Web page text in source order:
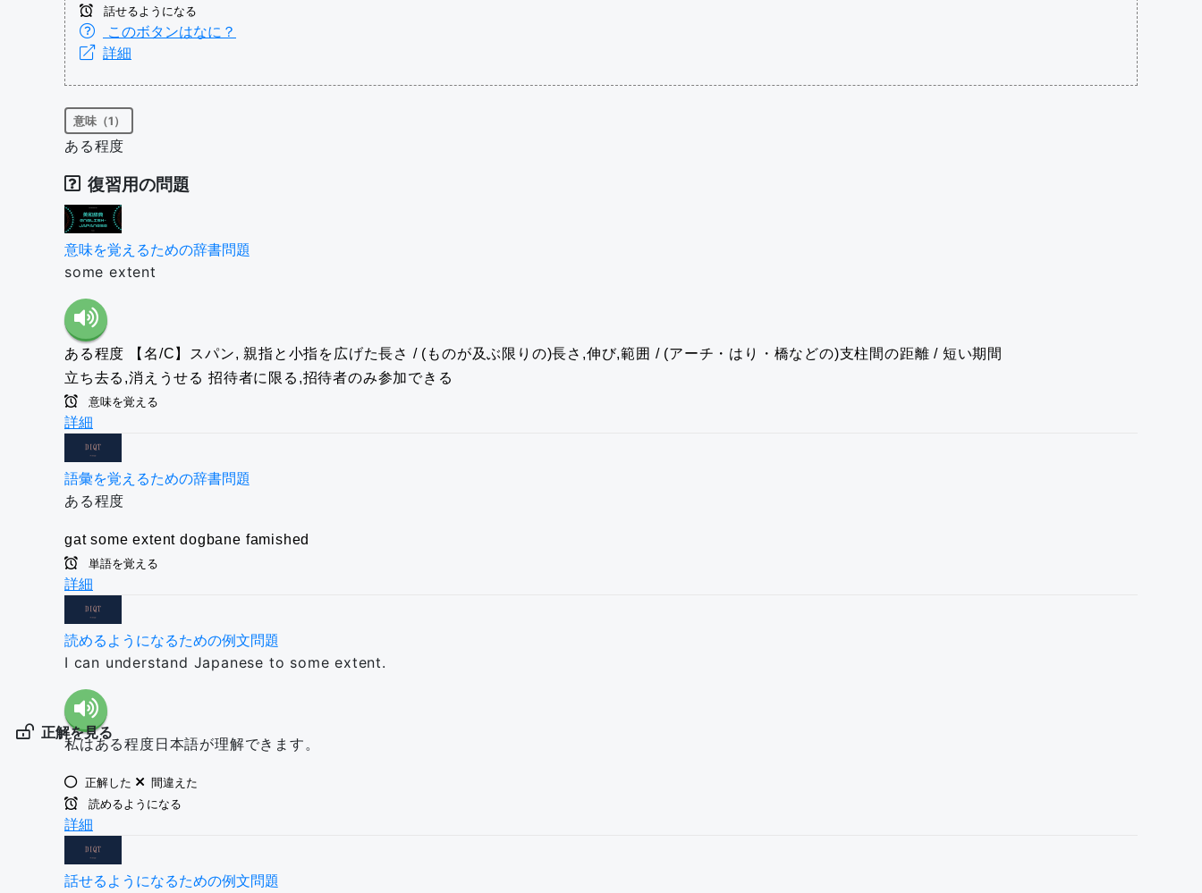
話せるようになる
このボタンはなに？
詳細
意味（1）
ある程度
復習用の問題
意味を覚えるための辞書問題
some extent
ある程度
【名/C】スパン, 親指と小指を広げた長さ / (ものが及ぶ限りの)長さ,伸び,範囲 / (アーチ・はり・橋などの)支柱間の距離 / 短い期間
立ち去る,消えうせる 招待者に限る,招待者のみ参加できる
意味を覚える
詳細
語彙を覚えるための辞書問題
ある程度
gat some extent dogbane famished
単語を覚える
詳細
読めるようになるための例文問題
I can understand Japanese to some extent.
正解を見る
私はある程度日本語が理解できます。
正解した
間違えた
読めるようになる
詳細
話せるようになるための例文問題